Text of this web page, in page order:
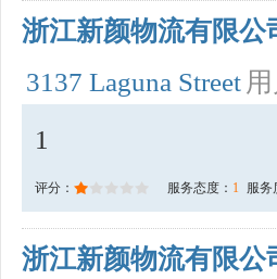
浙江新颜物流有限公
3137 Laguna Street
1
评分： 服务态度： 1 服务
浙江新颜物流有限公